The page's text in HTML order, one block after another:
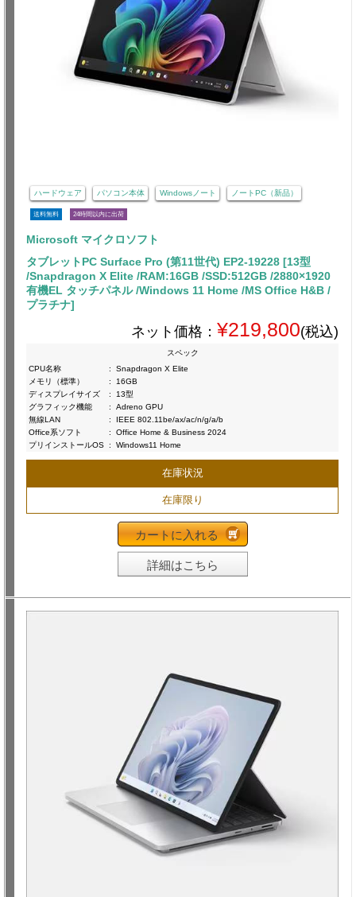
ハードウェア パソコン本体 Windowsノート ノートPC（新品）
送料無料 24時間以内に出荷
Microsoft マイクロソフト
タブレットPC Surface Pro (第11世代) EP2-19228 [13型
/Snapdragon X Elite /RAM:16GB /SSD:512GB /2880×1920
有機EL タッチパネル /Windows 11 Home /MS Office H&B /
プラチナ]
ネット価格： ¥219,800(税込)
スペック
CPU名称
:
Snapdragon X Elite
メモリ（標準）
:
16GB
ディスプレイサイズ
:
13型
グラフィック機能
:
Adreno GPU
無線LAN
:
IEEE 802.11be/ax/ac/n/g/a/b
Office系ソフト
:
Office Home & Business 2024
プリインストールOS : Windows11 Home
在庫状況
在庫限り
カートに入れる
詳細はこちら